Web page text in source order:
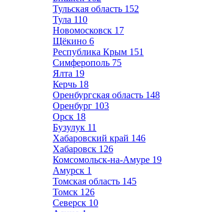
Тульская область 152
Тула 110
Новомосковск 17
Щёкино 6
Республика Крым 151
Симферополь 75
Ялта 19
Керчь 18
Оренбургская область 148
Оренбург 103
Орск 18
Бузулук 11
Хабаровский край 146
Хабаровск 126
Комсомольск-на-Амуре 19
Амурск 1
Томская область 145
Томск 126
Северск 10